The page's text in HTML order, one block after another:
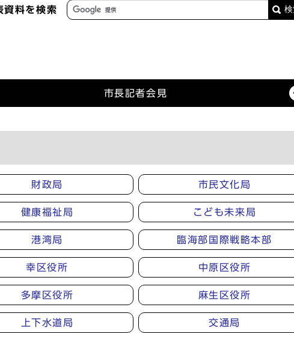
資料を検索
市長記者会見
財政局 市民文化局
健康福祉局 こども未来局
港湾局 臨海部国際戦略本部
幸区役所 中原区役所
多摩区役所 麻生区役所
上下水道局 交通局